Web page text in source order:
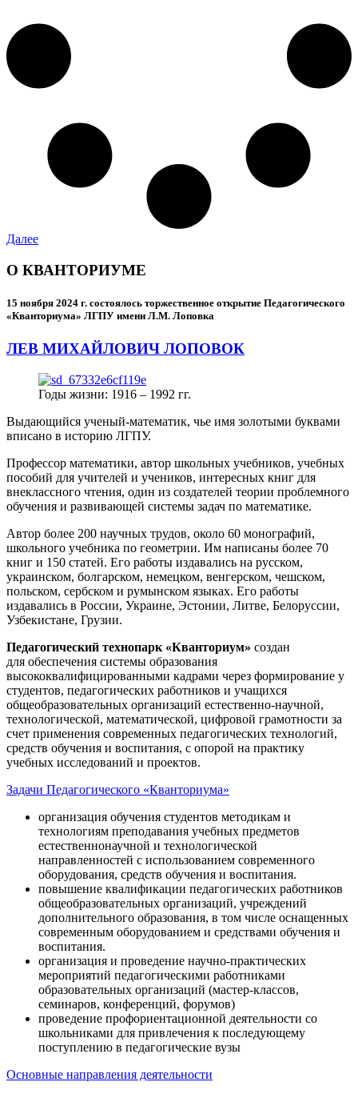
Далее
О КВАНТОРИУМЕ
15 ноября 2024 г. состоялось торжественное открытие Педагогического
«Кванториума» ЛГПУ имени Л.М. Лоповка
ЛЕВ МИХАЙЛОВИЧ ЛОПОВОК
Годы жизни: 1916 – 1992 гг.
Выдающийся ученый-математик, чье имя золотыми буквами
вписано в историю ЛГПУ.
Профессор математики, автор школьных учебников, учебных
пособий для учителей и учеников, интересных книг для
внеклассного чтения, один из создателей теории проблемного
обучения и развивающей системы задач по математике.
Автор более 200 научных трудов, около 60 монографий,
школьного учебника по геометрии. Им написаны более 70
книг и 150 статей. Его работы издавались на русском,
украинском, болгарском, немецком, венгерском, чешском,
польском, сербском и румынском языках. Его работы
издавались в России, Украине, Эстонии, Литве, Белоруссии,
Узбекистане, Грузии.
Педагогический технопарк «Кванториум» создан
для обеспечения системы образования
высококвалифицированными кадрами через формирование у
студентов, педагогических работников и учащихся
общеобразовательных организаций естественно-научной,
технологической, математической, цифровой грамотности за
счет применения современных педагогических технологий,
средств обучения и воспитания, с опорой на практику
учебных исследований и проектов.
Задачи Педагогического «Кванториума»
организация обучения студентов методикам и
технологиям преподавания учебных предметов
естественнонаучной и технологической
направленностей с использованием современного
оборудования, средств обучения и воспитания.
повышение квалификации педагогических работников
общеобразовательных организаций, учреждений
дополнительного образования, в том числе оснащенных
современным оборудованием и средствами обучения и
воспитания.
организация и проведение научно-практических
мероприятий педагогическими работниками
образовательных организаций (мастер-классов,
семинаров, конференций, форумов)
проведение профориентационной деятельности со
школьниками для привлечения к последующему
поступлению в педагогические вузы
Основные направления деятельности